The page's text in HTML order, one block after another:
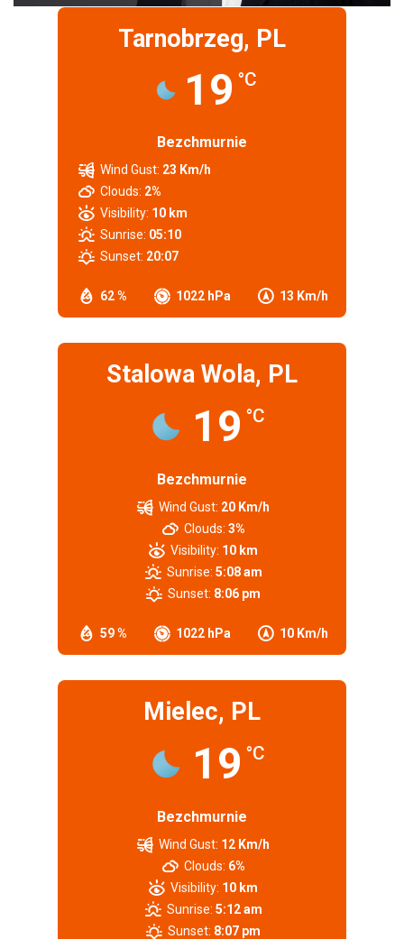
Tarnobrzeg, PL
19 °C
Bezchmurnie
62 % 1022 hPa 13 Km/h
Wind Gust: 23 Km/h
Clouds: 2%
Visibility: 10 km
Sunrise: 05:10
Sunset: 20:07
Stalowa Wola, PL
19 °C
Bezchmurnie
59 % 1022 hPa 10 Km/h
Wind Gust: 20 Km/h
Clouds: 3%
Visibility: 10 km
Sunrise: 5:08 am
Sunset: 8:06 pm
Mielec, PL
19 °C
Bezchmurnie
Wind Gust: 12 Km/h
Clouds: 6%
Visibility: 10 km
Sunrise: 5:12 am
Sunset: 8:07 pm